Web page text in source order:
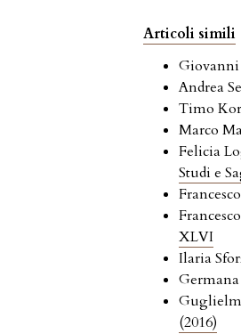
Articoli simili
Andrea
Timo
Marco
Felicia
Studi e
XLVI
Ilaria
(2016)